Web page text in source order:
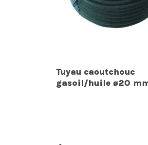
Tuyau caoutchouc
gasoil/huile ø20